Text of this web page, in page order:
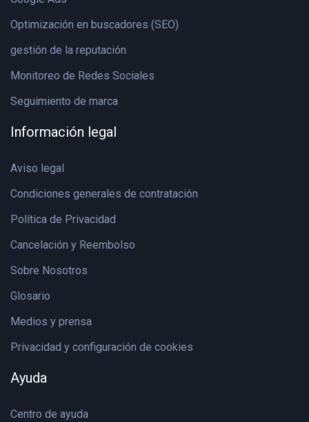
Optimización en buscadores (SEO)
gestión de la reputación
Monitoreo de Redes Sociales
Seguimiento de marca
Información legal
Aviso legal
Condiciones generales de contratación
Política de Privacidad
Cancelación y Reembolso
Sobre Nosotros
Glosario
Medios y prensa
Privacidad y configuración de cookies
Ayuda
Centro de ayuda